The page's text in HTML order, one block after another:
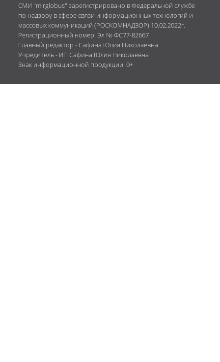
СМИ "mirglobus" зарегистрировано в Федеральной службе
по надзору в сфере связи информационных технологий и
массовых коммуникаций (РОСКОМНАДЗОР) 10.02.2022г.
Регистрационный номер: Эл № ФС77-82667
Главный редактор - Сафина Юлия Николаевна
Учредитель - ИП Сафина Юлия Николаевна
Знак информационной продукции: 0+